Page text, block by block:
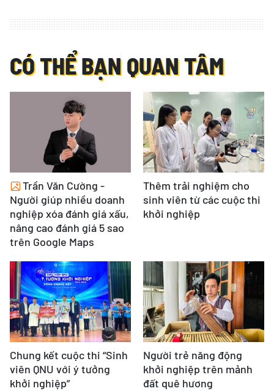
CÓ THỂ BẠN QUAN TÂM
Trần Văn Cường -
Người giúp nhiều doanh
nghiệp xóa đánh giá xấu,
nâng cao đánh giá 5 sao
trên Google Maps
Thêm trải nghiệm cho
sinh viên từ các cuộc thi
khởi nghiệp
Chung kết cuộc thi “Sinh
viên QNU với ý tưởng
khởi nghiệp”
Người trẻ năng động
khởi nghiệp trên mảnh
đất quê hương